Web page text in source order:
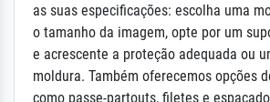
as suas especificações: escolha uma
o tamanho da imagem, opte por um
e acrescente a proteção adequada ou
moldura. Também oferecemos opções
como passe-partouts, filetes e